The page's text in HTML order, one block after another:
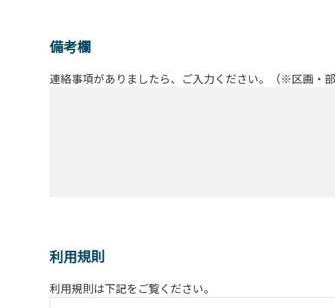
備考欄
連絡事項がありましたら、ご入力ください。（※区画・
利用規則
利用規則は下記をご覧ください。